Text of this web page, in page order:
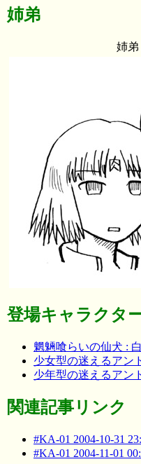
姉弟
姉弟
登場キャラクタ
魍魎喰らいの仙犬 :
少女型の迷えるアン
少年型の迷えるアン
関連記事リンク
#KA-01 2004-10-31
#KA-01 2004-11-01